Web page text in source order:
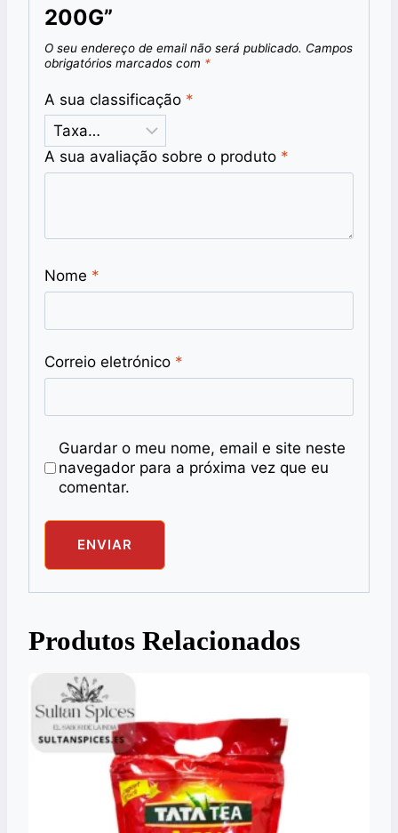
200G”
O seu endereço de email não será publicado. Campos
obrigatórios marcados com *
A sua classificação *
A sua avaliação sobre o produto *
Nome *
Correio eletrónico *
Guardar o meu nome, email e site neste
navegador para a próxima vez que eu
comentar.
Produtos Relacionados